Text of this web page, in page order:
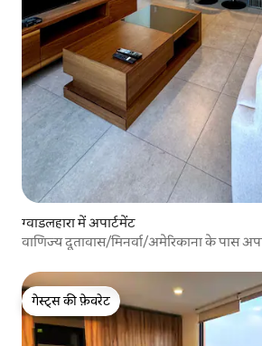
ग्वाडलहारा में अपार्टमेंट
वाणिज्य दूतावास/मिनर्वा/अमेरिकाना के पास
गेस्ट्स की फ़ेवरेट
गेस्ट्स की फ़ेवरेट